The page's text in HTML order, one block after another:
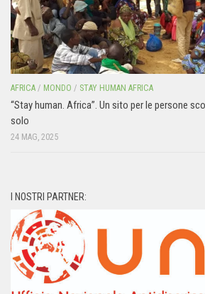
AFRICA / MONDO / STAY HUMAN AFRICA
“Stay human. Africa”. Un sito per le persone
solo
24 MAG, 2025
I NOSTRI PARTNER: